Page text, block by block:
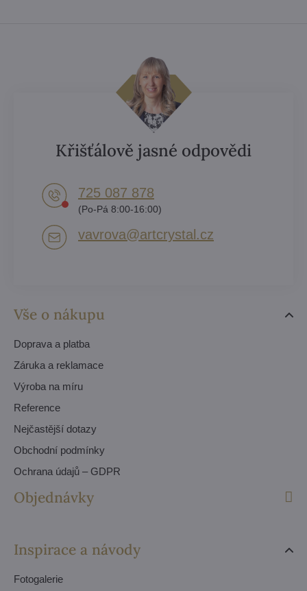
Vše o nákupu
Doprava a platba
Záruka a reklamace
Výroba na míru
Reference
Nejčastější dotazy
Obchodní podmínky
Ochrana údajů – GDPR
Objednávky
Inspirace a návody
Fotogalerie
Křišťálově jasné odpovědi
725 087 878​
(Po-Pá 8:00-16:00)
vavrova​@artcrystal​.cz